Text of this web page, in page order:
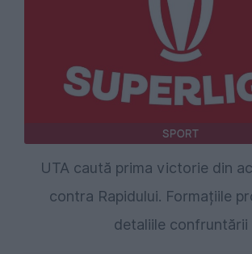
SPORT
UTA caută prima victorie din
contra Rapidului. Formațiile
detaliile confruntării